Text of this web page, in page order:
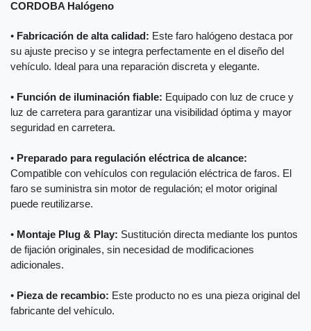
CORDOBA Halógeno
• Fabricación de alta calidad: Este faro halógeno destaca por
su ajuste preciso y se integra perfectamente en el diseño del
vehículo. Ideal para una reparación discreta y elegante.
• Función de iluminación fiable: Equipado con luz de cruce y
luz de carretera para garantizar una visibilidad óptima y mayor
seguridad en carretera.
• Preparado para regulación eléctrica de alcance:
Compatible con vehículos con regulación eléctrica de faros. El
faro se suministra sin motor de regulación; el motor original
puede reutilizarse.
• Montaje Plug & Play: Sustitución directa mediante los puntos
de fijación originales, sin necesidad de modificaciones
adicionales.
• Pieza de recambio: Este producto no es una pieza original del
fabricante del vehículo.